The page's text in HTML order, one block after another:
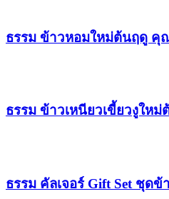
ธรรม ข้าวหอมใหม่ต้นฤดู คุ
ธรรม ข้าวเหนียวเขี้ยวงูให
ธรรม คัลเจอร์ Gift Set ชุด